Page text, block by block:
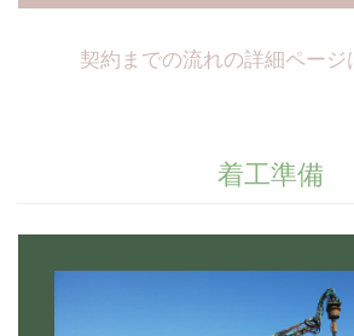
契約までの流れの詳細ページ
着工準備